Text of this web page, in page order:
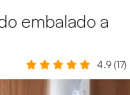
embalado a
4.9 (17)